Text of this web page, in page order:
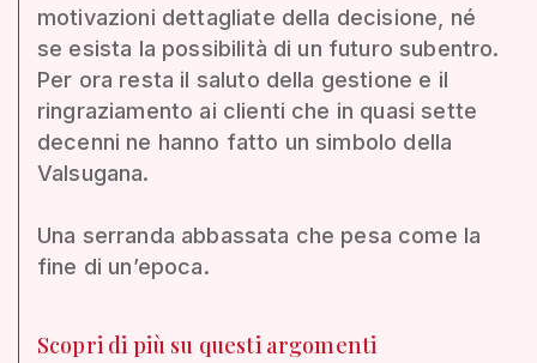
motivazioni dettagliate della decisione, né
se esista la possibilità di un futuro subentro.
Per ora resta il saluto della gestione e il
ringraziamento ai clienti che in quasi sette
decenni ne hanno fatto un simbolo della
Valsugana.
Una serranda abbassata che pesa come la
fine di un’epoca.
Scopri di più su questi argomenti